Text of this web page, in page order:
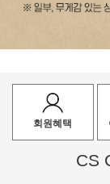
회원혜택
CS